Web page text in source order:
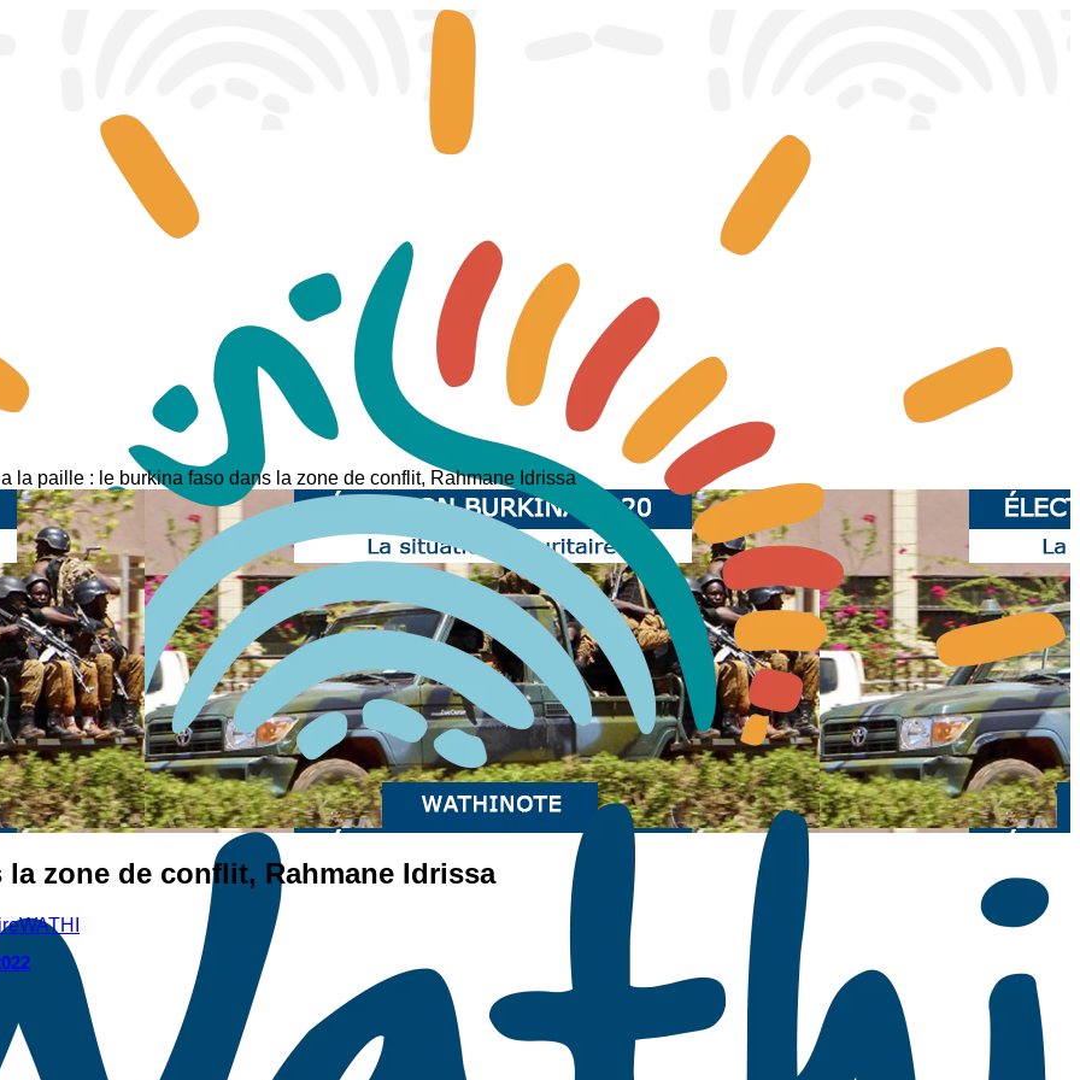
a la paille : le burkina faso dans la zone de conflit, Rahmane Idrissa
zone de conflit, Rahmane Idrissa
WATHI